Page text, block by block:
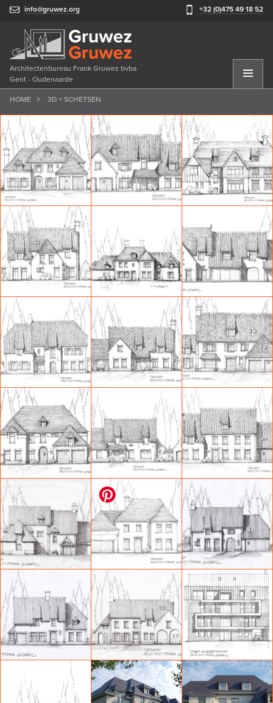
info@gruwez.org +32 (0)475 49 18 52
Architectenbureau Frank Gruwez bvba
Gent - Oudenaarde
HOME 3D + SCHETSEN